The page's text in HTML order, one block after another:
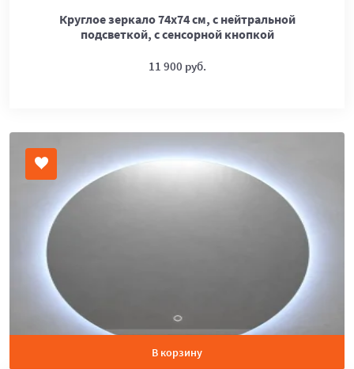
Круглое зеркало 74х74 см, с нейтральной
подсветкой, с сенсорной кнопкой
11 900 руб.
В корзину